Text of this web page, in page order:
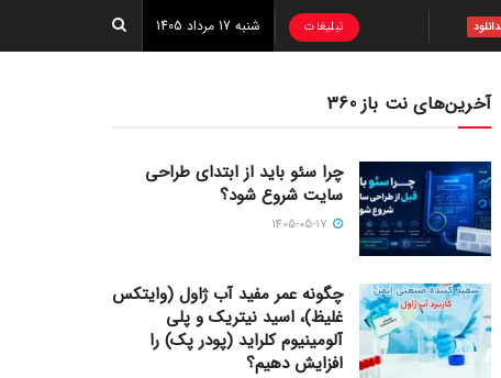
دانلود تبلیغات شنبه 17 مرداد 1405
آخرین‌های نت باز 360
چرا سئو باید از ابتدای طراحی
سایت شروع شود؟
چگونه عمر مفید آب ژاول (وایتکس
غلیظ)، اسید نیتریک و پلی
آلومینیوم کلراید (پودر پک) را
افزایش دهیم؟